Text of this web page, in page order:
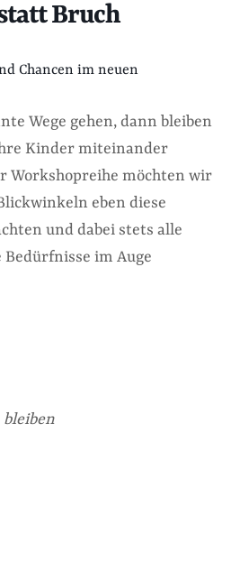
Bruch
Chancen im neuen
Wege gehen, dann bleiben
Kinder miteinander
Workshopreihe möchten wir
eben diese
und dabei stets alle
im Auge